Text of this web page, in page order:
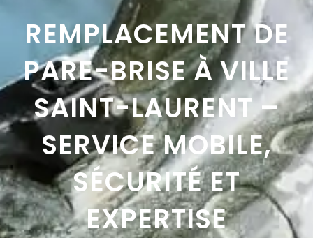
REMPLACEMENT DE
PARE-BRISE À VILLE
SAINT-LAURENT –
SERVICE MOBILE,
SÉCURITÉ ET
EXPERTISE